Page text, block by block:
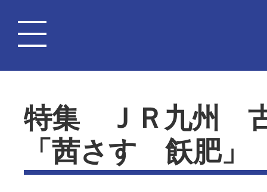
特集 ＪＲ九州 古
「茜さす 飫肥」